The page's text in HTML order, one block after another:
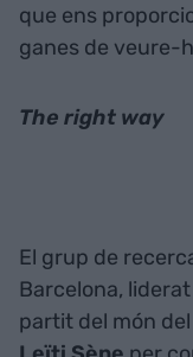
que ens
ganes de veure-
The right way
El grup de
Barcelona,
partit del món